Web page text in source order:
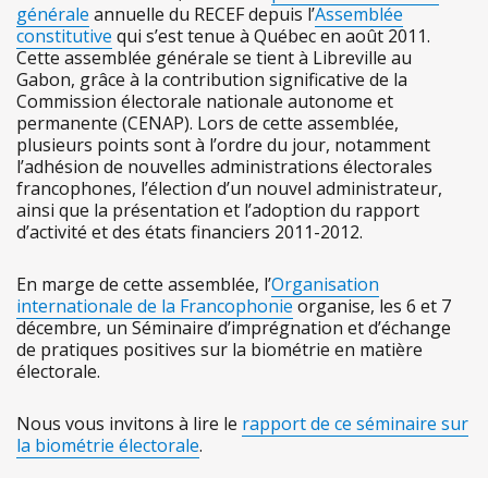
générale annuelle du RECEF depuis l’Assemblée
constitutive qui s’est tenue à Québec en août 2011.
Cette assemblée générale se tient à Libreville au
Gabon, grâce à la contribution significative de la
Commission électorale nationale autonome et
permanente (CENAP). Lors de cette assemblée,
plusieurs points sont à l’ordre du jour, notamment
l’adhésion de nouvelles administrations électorales
francophones, l’élection d’un nouvel administrateur,
ainsi que la présentation et l’adoption du rapport
d’activité et des états financiers 2011-2012.
En marge de cette assemblée, l’Organisation
internationale de la Francophonie organise, les 6 et 7
décembre, un Séminaire d’imprégnation et d’échange
de pratiques positives sur la biométrie en matière
électorale.
Nous vous invitons à lire le rapport de ce séminaire sur
la biométrie électorale.